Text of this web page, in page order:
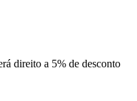
direito a 5% de desconto